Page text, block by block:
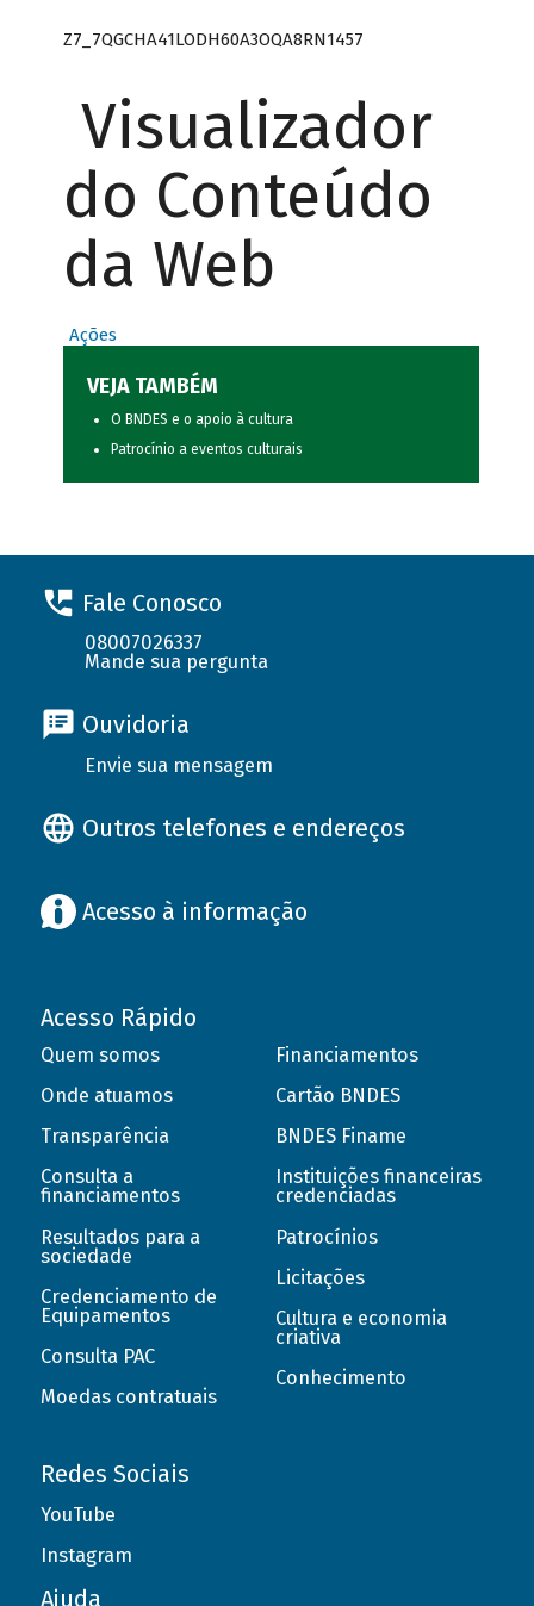
Z7_7QGCHA41LODH60A3OQA8RN1457
Visualizador
do Conteúdo
da Web
Ações
VEJA TAMBÉM
O BNDES e o apoio à cultura
Patrocínio a eventos culturais
Fale Conosco
08007026337
Mande sua pergunta
Ouvidoria
Envie sua mensagem
Outros telefones e endereços
Acesso à informação
Acesso Rápido
Quem somos
Onde atuamos
Transparência
Consulta a
financiamentos
Resultados para a
sociedade
Credenciamento de
Equipamentos
Consulta PAC
Moedas contratuais
Financiamentos
Cartão BNDES
BNDES Finame
Instituições financeiras
credenciadas
Patrocínios
Licitações
Cultura e economia
criativa
Conhecimento
Redes Sociais
YouTube
Instagram
Ajuda